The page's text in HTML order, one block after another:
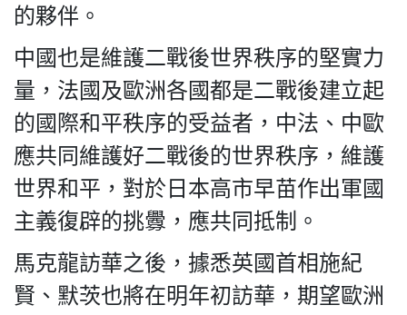
的夥伴。
中國也是維護二戰後世界秩序的堅實力
量，法國及歐洲各國都是二戰後建立起
的國際和平秩序的受益者，中法、中歐
應共同維護好二戰後的世界秩序，維護
世界和平，對於日本高市早苗作出軍國
主義復辟的挑釁，應共同抵制。
馬克龍訪華之後，據悉英國首相施紀
賢、默茨也將在明年初訪華，期望歐洲